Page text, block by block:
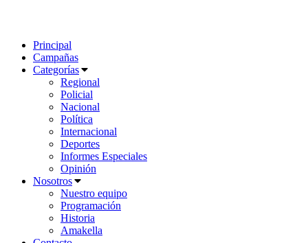
Principal
Campañas
Categorías
Regional
Policial
Nacional
Política
Internacional
Deportes
Informes Especiales
Opinión
Nosotros
Nuestro equipo
Programación
Historia
Amakella